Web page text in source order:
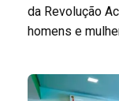
da Revolução
homens e